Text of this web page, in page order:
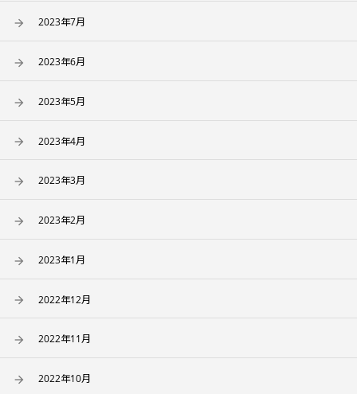
2023年7月
2023年6月
2023年5月
2023年4月
2023年3月
2023年2月
2023年1月
2022年12月
2022年11月
2022年10月